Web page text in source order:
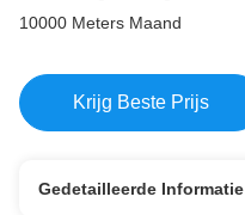
10000 Meters Maand
Krijg Beste Prijs
Gedetailleerde Informatie